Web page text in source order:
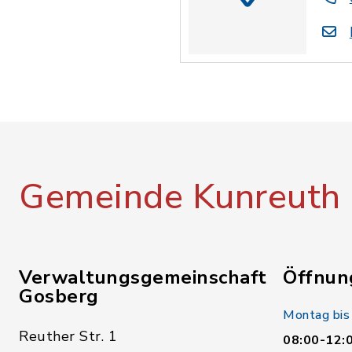
Gemeinde Kunreuth
Verwaltungsgemeinschaft
Gosberg
Reuther Str. 1
Montag
08:00-